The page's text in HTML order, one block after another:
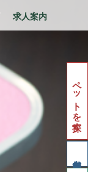
求人案内
ペットを探す